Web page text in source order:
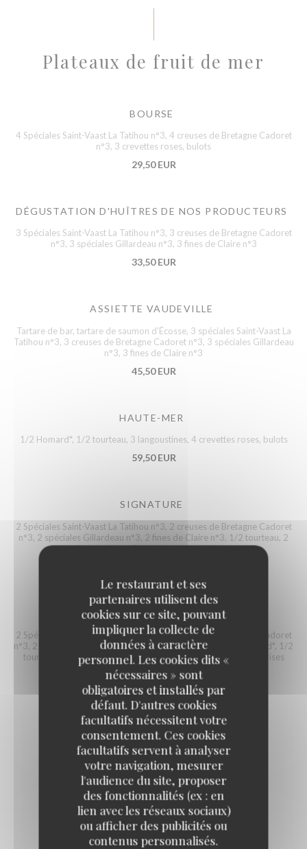
Le restaurant et ses
partenaires utilisent des
cookies sur ce site, pouvant
impliquer la collecte de
données à caractère
personnel. Les cookies dits «
nécessaires » sont
obligatoires et installés par
défaut. D'autres cookies
facultatifs nécessitent votre
consentement. Ces cookies
facultatifs servent à analyser
votre navigation, mesurer
l'audience du site, proposer
des fonctionnalités (ex : en
lien avec les réseaux sociaux)
ou afficher des publicités ou
contenus personnalisés.
Plateaux de fruit de mer
BOURSE
4 Spéciales Saint-Vaast La Tatihou n°3, 4 creuses de Bretagne Cadoret
n°3, 3 crevettes roses, bulots
29,50 EUR
DÉGUSTATION D'HUÎTRES DE NOS PRODUCTEURS
3 Spéciales Saint-Vaast La Tatihou n°3, 3 creuses de Bretagne Cadoret
n°3, 3 spéciales Gillardeau n°3, 3 fines de Claire n°3
33,50 EUR
ASSIETTE VAUDEVILLE
Tartare de bar, tartare de saumon d’Écosse, 3 spéciales Saint-Vaast La
Tatihou n°3, 3 creuses de Bretagne Cadoret n°3, 3 spéciales Gillardeau
n°3, 3 fines de Claire n°3
45,50 EUR
HAUTE-MER
1/2 Homard*, 1/2 tourteau, 3 langoustines, 4 crevettes roses, bulots
59,50 EUR
SIGNATURE
2 Spéciales Saint-Vaast La Tatihou n°3, 2 creuses de Bretagne Cadoret
n°3, 2 spéciales Gillardeau n°3, 2 fines de Claire n°3, 1/2 tourteau, 2
langoustines, 5 crevettes roses, bulots
VAUDEVILLE
2 Spéciales Saint-Vaast La Tatihou n°3, 2 creuses de Bretagne Cadoret
n°3, 2 spéciales Gillardeau n°3, 2 fines de Claire n°3, 1/2 homard*, 1/2
tourteau, 2 langoustines, 5 crevettes roses, bulots, crevettes grises
79,50 EUR
Happy Oysters
Du lundi au vendredi de 16h à 19h
9,00 EUR